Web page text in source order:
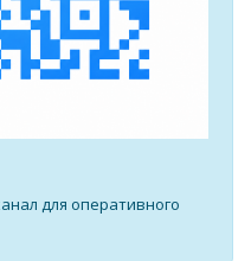
для оперативного